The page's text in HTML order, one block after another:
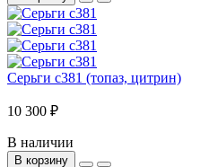
Серьги с381 (топаз, цитрин)
10 300 ₽
В наличии
В корзину